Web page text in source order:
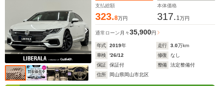
ト レインセンサー ACC レーンキープ ブラインド
スポット
支払総額
323.8万円
本体価格
317. 1万円
通常ローン 月々35,900円
年式 2019年 走行 3.0万km
車検
'26/12 修復
なし
保証
保証付 整備
法定整備付
住所
岡山県岡山市北区